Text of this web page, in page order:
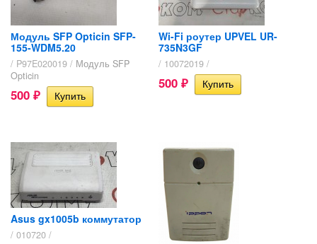
Модуль SFP Opticin SFP-
155-WDM5.20
/ P97E020019 / Модуль SFP
Opticin
500 ₽
Wi-Fi роутер UPVEL UR-
735N3GF
/ 10072019 /
500 ₽
Asus gx1005b коммутатор
/ 010720 /